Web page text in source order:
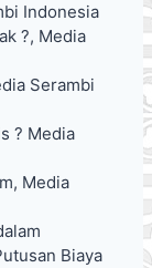
Indonesia
?, Media
Serambi
? Media
Media
Biaya